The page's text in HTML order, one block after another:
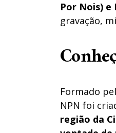
Por Nois) e
gravação,
Formado
NPN foi
região da